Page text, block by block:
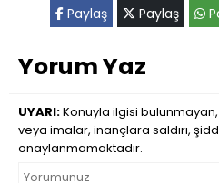
Paylaş Paylaş
Yorum Yaz
UYARI:Konuyla ilgisi
veya imalar, inançlara saldırı,
onaylanmamaktadır.